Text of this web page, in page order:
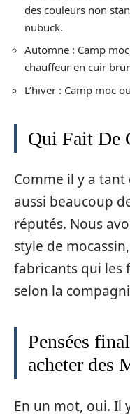
des couleurs non
nubuck.
Automne : Camp
chauffeur en cuir
L’hiver : Camp moc
Qui Fait De
Comme il y a
aussi beaucoup
réputés. Nous
style de
fabricants qui les
selon la
Pensées
acheter des
En un mot, oui. Il